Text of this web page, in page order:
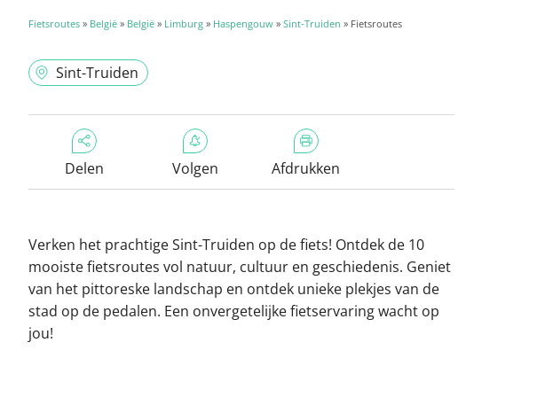
Fietsroutes » België » België » Limburg » Haspengouw » Sint-Truiden » Fietsroutes
Sint-Truiden
Delen Volgen Afdrukken
Verken het prachtige Sint-Truiden op de fiets! Ontdek de 10
mooiste fietsroutes vol natuur, cultuur en geschiedenis. Geniet
van het pittoreske landschap en ontdek unieke plekjes van de
stad op de pedalen. Een onvergetelijke fietservaring wacht op
jou!